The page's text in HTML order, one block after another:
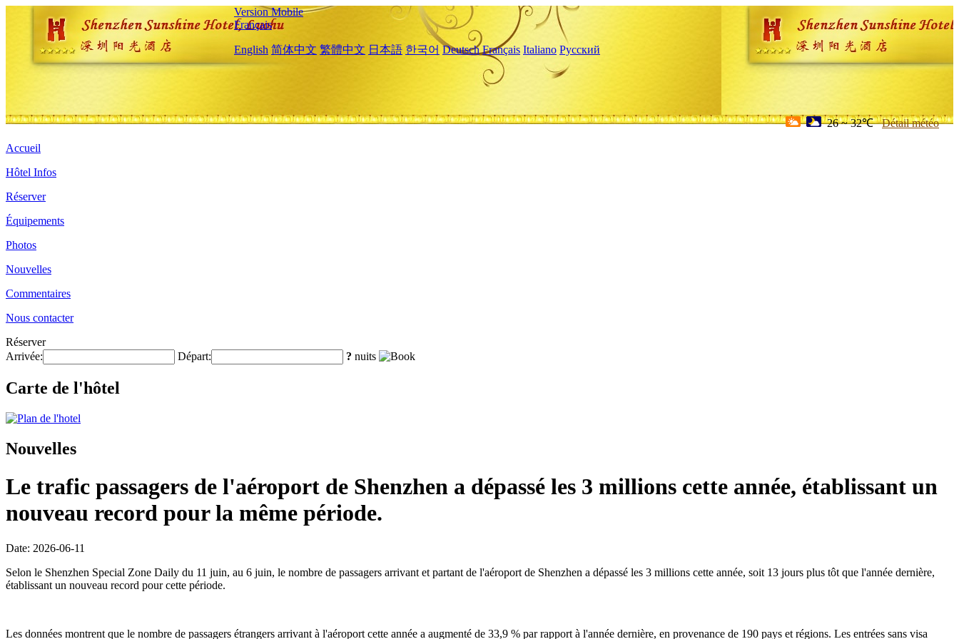
Version Mobile
Français
English 简体中文 繁體中文 日本語 한국어 Deutsch Français Italiano Русский
26 ~ 32℃ Détail météo
Accueil
Hôtel Infos
Réserver
Équipements
Photos
Nouvelles
Commentaires
Nous contacter
Réserver
Arrivée:
Départ: ? nuits
Carte de l'hôtel
Nouvelles
Le trafic passagers de l'aéroport de Shenzhen a dépassé les 3 millions cette année, établissant un
nouveau record pour la même période.
Date: 2026-06-11
Selon le Shenzhen Special Zone Daily du 11 juin, au 6 juin, le nombre de passagers arrivant et partant de l'aéroport de Shenzhen a dépassé les 3 millions cette année, soit 13 jours plus tôt que l'année dernière,
établissant un nouveau record pour cette période.
Les données montrent que le nombre de passagers étrangers arrivant à l'aéroport cette année a augmenté de 33,9 % par rapport à l'année dernière, en provenance de 190 pays et régions. Les entrées sans visa